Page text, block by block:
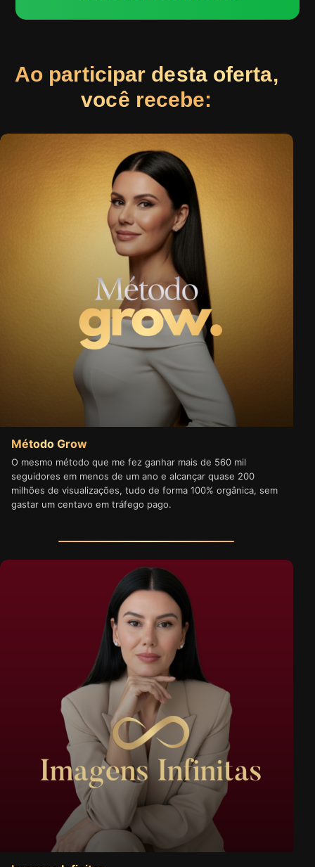
Ao participar desta oferta,
você recebe:
Método Grow
O mesmo método que me fez ganhar mais de 560 mil
seguidores em menos de um ano e alcançar quase 200
milhões de visualizações, tudo de forma 100% orgânica, sem
gastar um centavo em tráfego pago.